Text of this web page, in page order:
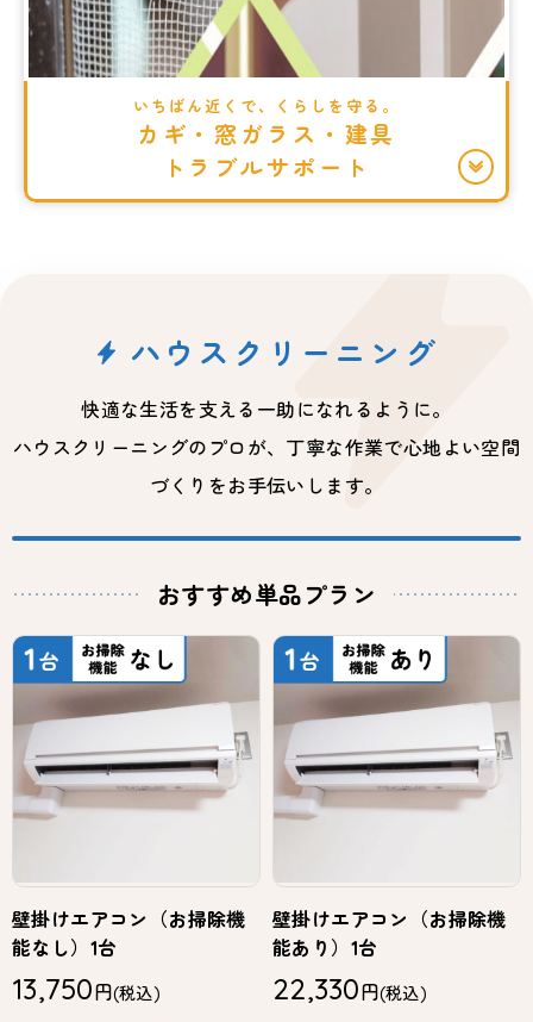
いちばん近くで、くらしを守る。
カギ・窓ガラス・建具
トラブルサポート
ハウスクリーニング
快適な生活を支える一助になれるように。
ハウスクリーニングのプロが、丁寧な作業で心地よい空間
づくりをお手伝いします。
おすすめ単品プラン
壁掛けエアコン（お掃除機
能なし）1台
13,750円(税込)
壁掛けエアコン（お掃除機
能あり）1台
22,330円(税込)